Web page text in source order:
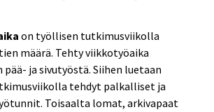
on työllisen tutkimusviikolla
määrä. Tehty viikkotyöaika
pää- ja sivutyöstä. Siihen luetaan
tehdyt palkalliset ja
Toisaalta lomat, arkivapaat